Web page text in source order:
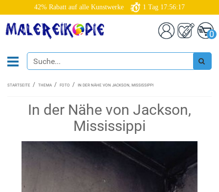
42% Rabatt auf alle Kunstwerke 1 Tag 17:56:16
0
STARTSEITE THEMA FOTO IN DER NÄHE VON JACKSON, MISSISSIPPI
In der Nähe von Jackson,
Mississippi